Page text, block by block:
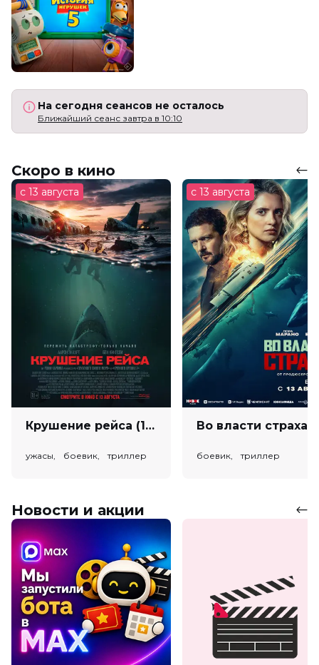
На сегодня сеансов не осталось
Ближайший сеанс завтра в 10:10
Скоро в кино
с 13 августа
Крушение рейса (18+)
ужасы, боевик, триллер
с 13 августа
боевик, триллер
Новости и акции